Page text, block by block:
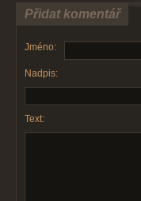
Přidat komentář
Jméno:
Nadpis:
Text: